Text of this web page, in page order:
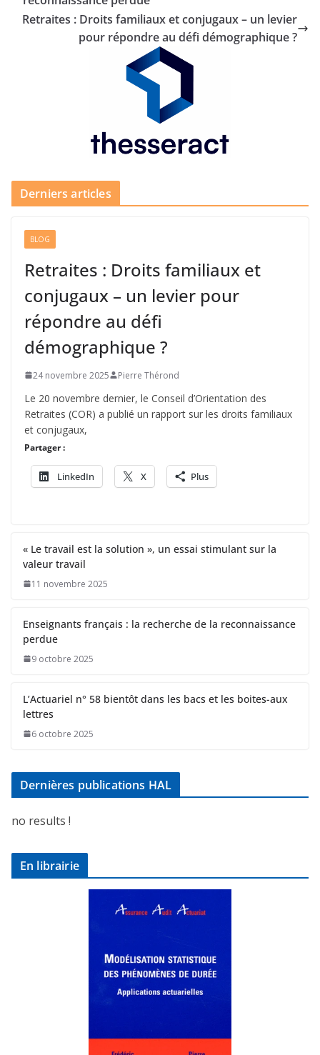
Retraites : Droits familiaux et conjugaux – un levier
pour répondre au défi démographique ?
Derniers articles
BLOG
Retraites : Droits familiaux et
conjugaux – un levier pour
répondre au défi
démographique ?
24 novembre 2025 Pierre Thérond
Le 20 novembre dernier, le Conseil d’Orientation des
Retraites (COR) a publié un rapport sur les droits familiaux
et conjugaux,
Partager :
LinkedIn X Plus
« Le travail est la solution », un essai stimulant sur la
valeur travail
11 novembre 2025
Enseignants français : la recherche de la reconnaissance
perdue
9 octobre 2025
L’Actuariel n° 58 bientôt dans les bacs et les boites-aux
lettres
6 octobre 2025
Dernières publications HAL
no results !
En librairie